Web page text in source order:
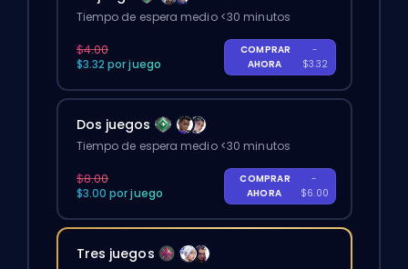
Tiempo de espera medio <30 minutos
$4.00
$3.32 por juego
COMPRAR
AHORA
-
$3.32
Dos juegos
Tiempo de espera medio <30 minutos
$8.00
$3.00 por juego
COMPRAR
AHORA
-
$6.00
Tres juegos